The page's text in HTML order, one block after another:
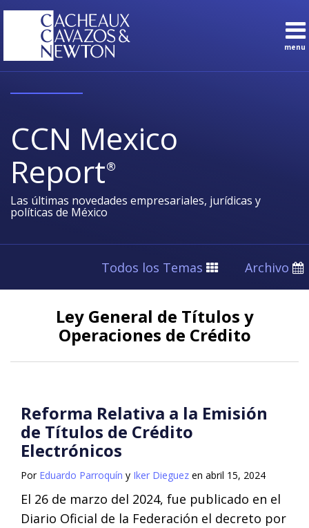
Skip
menu
Temas
Inicio
nosotros
Contacto
Áreas de
Práctica
Sub-
Menu
Español
Sub-
Menu
Buscar
CCN Mexico
Report
Las últimas novedades empresariales, jurídicas y
políticas de México
Todos los Temas Archivo
Ley General de Títulos y
Operaciones de Crédito
Reforma Relativa a la Emisión
de Títulos de Crédito
Electrónicos
Por Eduardo Parroquín y Iker Dieguez en abril 15, 2024
El 26 de marzo del 2024, fue publicado en el
Diario Oficial de la Federación el decreto por